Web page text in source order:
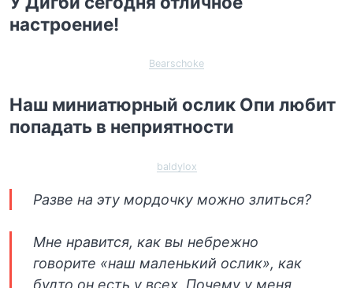
настроение!
Bearschoke
Наш миниатюрный ослик Опи любит
попадать в неприятности
baldylox
Разве на эту мордочку можно злиться?
Мне нравится, как вы небрежно
говорите «наш маленький ослик», как